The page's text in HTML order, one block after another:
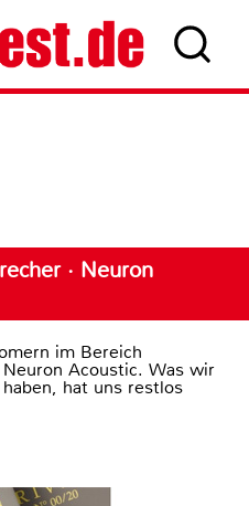
· Neuron
im Bereich
Acoustic. Was wir
hat uns restlos